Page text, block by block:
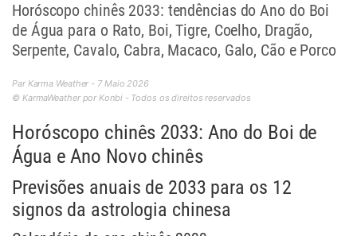
Horóscopo chinês 2033: tendências do Ano do Boi
de Água para o Rato, Boi, Tigre, Coelho, Dragão,
Serpente, Cavalo, Cabra, Macaco, Galo, Cão e Porco
Par Karma Weather - 7 Maio 2026
© KarmaWeather por Konbi - Todos os direitos reservados
Horóscopo chinês 2033: Ano do Boi de
Água e Ano Novo chinês
Previsões anuais de 2033 para os 12
signos da astrologia chinesa